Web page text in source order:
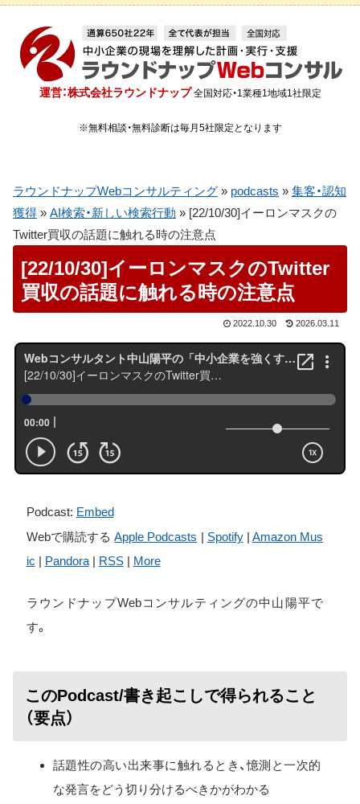
運営：株式会社ラウンドナップ 全国対応・1業種1地域1社限定
※無料相談・無料診断は毎月5社限定となります
ラウンドナップWebコンサルティング » podcasts » 集客・認知
獲得 » AI検索・新しい検索行動 » [22/10/30]イーロンマスクの
Twitter買収の話題に触れる時の注意点
[22/10/30]イーロンマスクのTwitter
買収の話題に触れる時の注意点
2022.10.30 2026.03.11
Podcast: Embed
Webで購読するApple Podcasts | Spotify| Amazon Mus
ic | Pandora| RSS| More
ラウンドナップWebコンサルティングの中山陽平で
す。
このPodcast/書き起こしで得られること
（要点）
話題性の高い出来事に触れるとき、憶測と一次的
な発言をどう切り分けるべきかがわかる